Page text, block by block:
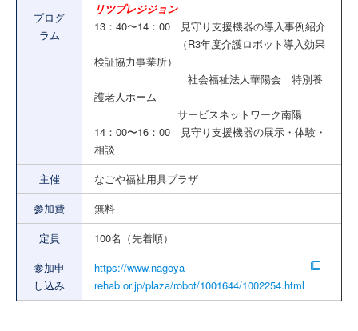
プログ
ラム
リツプレジジョン
13：40〜14：00 見守り支援機器の導入事例紹介
（R3年度介護ロボット導入効果
検証協力事業所）
社会福祉法人華陽会 特別養
護老人ホーム
サービスネットワーク南陽
14：00〜16：00 見守り支援機器の展示・体験・
相談
主催
なごや福祉用具プラザ
参加費
無料
定員
100名（先着順）
参加申
し込み
https://www.nagoya-
rehab.or.jp/plaza/robot/1001644/1002254.html